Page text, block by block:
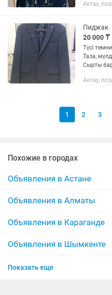
Актау,
Пиджак
20 000 ₸
Түсі
Таза,
Сырты
Актау,
1 2 3
Похожие в городах
Объявления в Астане
Объявления в Алматы
Объявления в Караганде
Объявления в Шымкенте
Объявления в Актобе
Показать еще